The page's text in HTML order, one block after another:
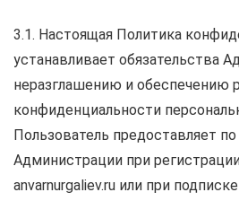
3.1. Настоящая Политика
устанавливает обязательства
неразглашению и обеспечению
конфиденциальности
Пользователь предоставляет по
Администрации при
anvarnurgaliev.ru или при